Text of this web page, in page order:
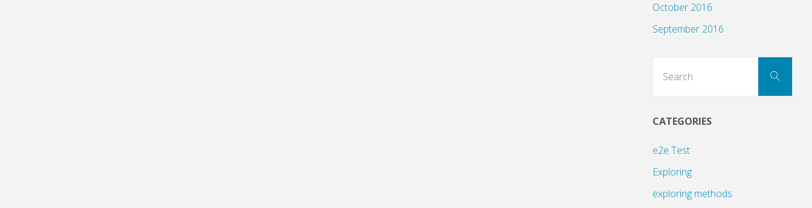
October 2016
September 2016
Search
CATEGORIES
e2e Test
Exploring
exploring methods